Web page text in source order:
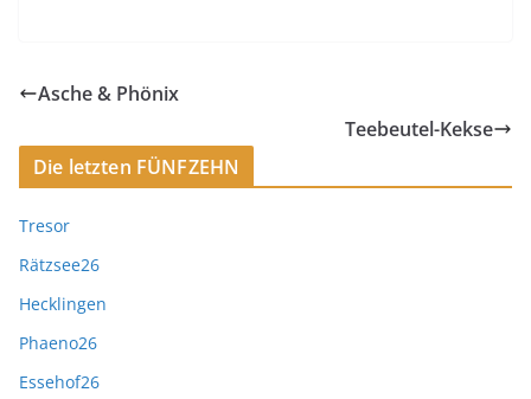
Asche & Phönix
Teebeutel-Kekse
Die letzten FÜNFZEHN
Tresor
Rätzsee26
Hecklingen
Phaeno26
Essehof26